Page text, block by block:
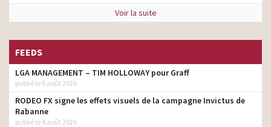
head of production
Croustillant à l’extérieur,
tendre à l’intérieur
head tv prod
Alinea – Il fait beau chez
vous
head tv prod
Ixina – Des prix qui ont tout
compris à la vie
Voir la suite
FEEDS
LGA MANAGEMENT – TIM HOLLOWAY pour Graff
publié le 5 août 2026
RODEO FX signe les effets visuels de la campagne Invictus de
Rabanne
publié le 4 août 2026